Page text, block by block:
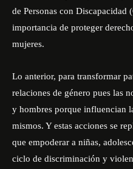
de Personas con Discapacidad
importancia de proteger
mujeres.
Lo anterior, para transformar
relaciones de género pues las
y hombres porque influencian
mismos. Y estas acciones se
que empoderar a niñas,
ciclo de discriminación y